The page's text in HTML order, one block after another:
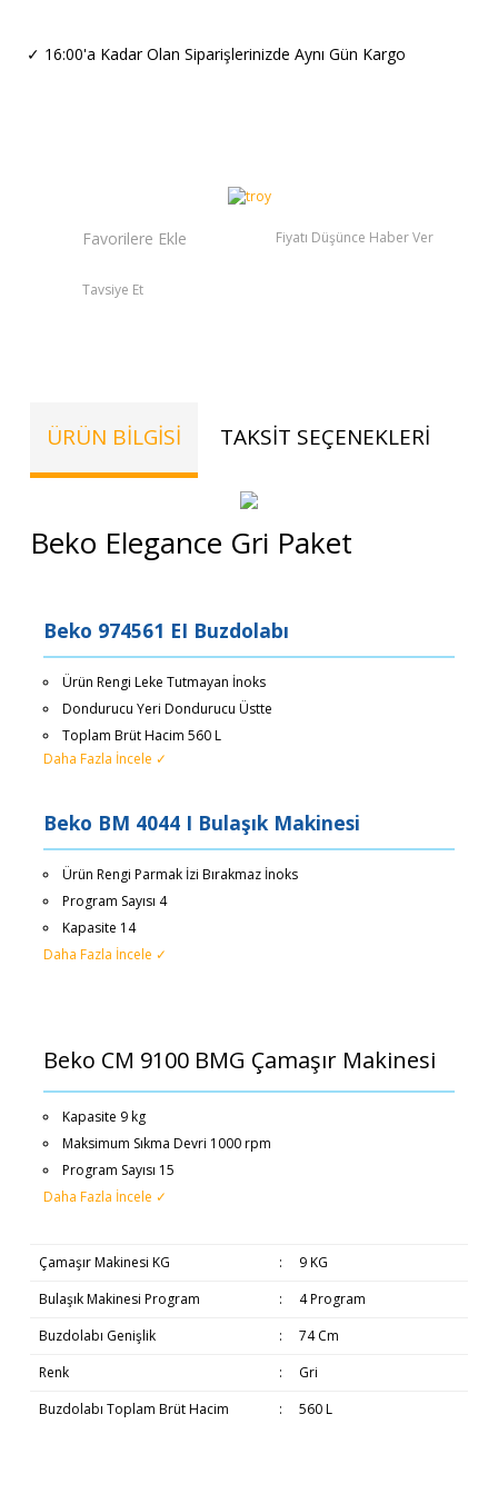
✓ 16:00'a Kadar Olan Siparişlerinizde Aynı Gün Kargo
Fiyatı Düşünce Haber Ver
Tavsiye Et
ÜRÜN BILGISI TAKSIT SEÇENEKLERI
Beko Elegance Gri Paket
Beko 974561 EI Buzdolabı
Ürün Rengi Leke Tutmayan İnoks
Dondurucu Yeri Dondurucu Üstte
Toplam Brüt Hacim 560 L
Daha Fazla İncele ✓
Beko BM 4044 I Bulaşık Makinesi
Ürün Rengi Parmak İzi Bırakmaz İnoks
Program Sayısı 4
Kapasite 14
Daha Fazla İncele ✓
Beko CM 9100 BMG Çamaşır Makinesi
Kapasite 9 kg
Maksimum Sıkma Devri 1000 rpm
Program Sayısı 15
Daha Fazla İncele ✓
Çamaşır Makinesi KG :
9 KG
Bulaşık Makinesi Program
:
4 Program
Buzdolabı Genişlik
:
74 Cm
Renk
:
Gri
Buzdolabı Toplam Brüt Hacim
: 560 L